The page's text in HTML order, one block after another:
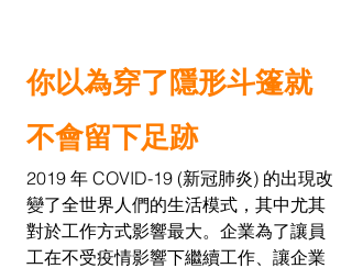
你以為穿了隱形斗篷就
不會留下足跡
2019 年 COVID-19 (新冠肺炎) 的出現改
變了全世界人們的生活模式，其中尤其
對於工作方式影響最大。企業為了讓員
工在不受疫情影響下繼續工作、讓企業